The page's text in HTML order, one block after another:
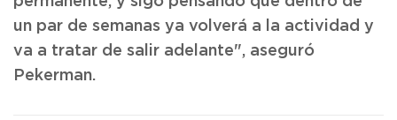
un par de semanas ya volverá a la actividad y
va a tratar de salir adelante", aseguró
Pekerman.